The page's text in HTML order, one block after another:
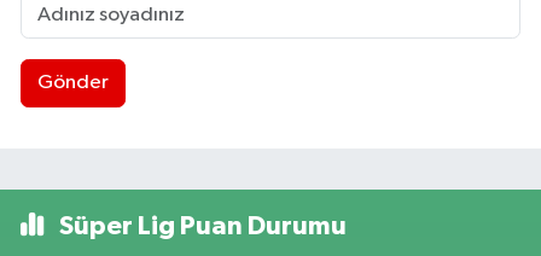
Gönder
Süper Lig Puan Durumu